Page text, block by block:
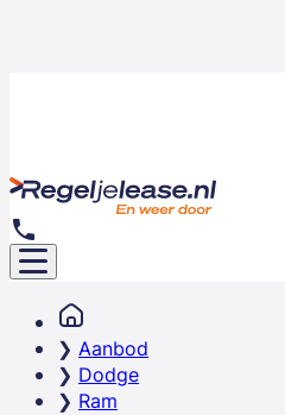
Aanbod
Dodge
Ram